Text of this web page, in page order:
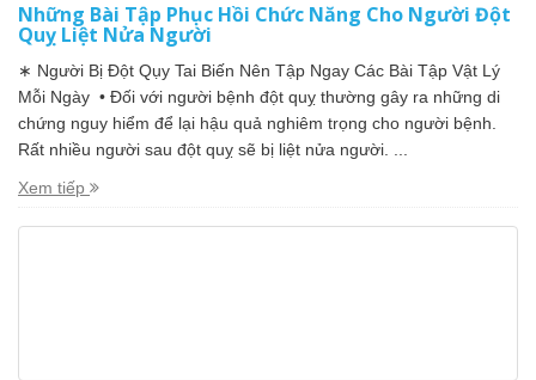
Những Bài Tập Phục Hồi Chức Năng Cho Người Đột
Quỵ Liệt Nửa Người
∗ Người Bị Đột Qụy Tai Biến Nên Tập Ngay Các Bài Tập Vật Lý
Mỗi Ngày • Đối với người bệnh đột quỵ thường gây ra những di
chứng nguy hiểm để lại hậu quả nghiêm trọng cho người bệnh.
Rất nhiều người sau đột quỵ sẽ bị liệt nửa người. ...
Xem tiếp